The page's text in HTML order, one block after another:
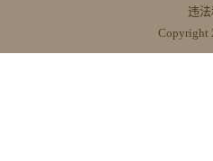
违
Copyright